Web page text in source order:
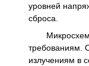
уровней
сброса.
требованиям.
излучениям в